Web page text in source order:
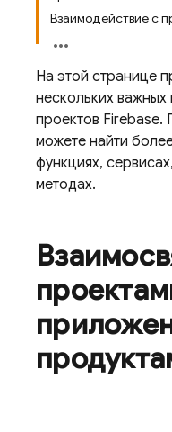
Взаимодействие с
На этой странице
нескольких
проектов Firebase.
можете найти
функциях,
методах.